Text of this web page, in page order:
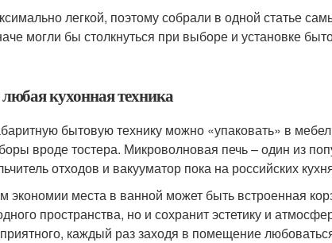
легкой, поэтому собрали в одной статье
могли бы столкнуться при выборе и установке
кухонная техника
бытовую технику можно «упаковать» в
вроде тостера. Микроволновая печь – один из
отходов и вакууматор пока на российских
места в ванной может быть встроенная
пространства, но и сохранит эстетику и
каждый раз заходя в помещение